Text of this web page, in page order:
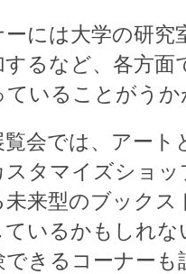
には大学の研究
るなど、各方面
ていることがう
会では、アート
タマイズショッ
来型のブックス
いるかもしれ
できるコーナー